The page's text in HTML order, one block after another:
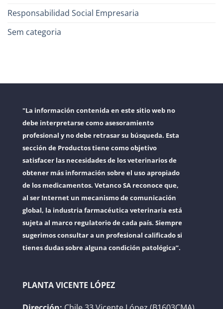
Responsabilidad Social Empresaria
Sem categoria
"La información contenida en este sitio web no
debe interpretarse como asesoramiento
profesional y no debe retrasar su búsqueda. Esta
sección de Productos tiene como objetivo
satisfacer las necesidades de los veterinarios de
obtener más información sobre el uso apropiado
de los medicamentos. Vetanco SA reconoce que,
al ser Internet un mecanismo de comunicación
global, la industria farmacéutica veterinaria está
sujeta al marco regulatorio de cada país. Siempre
sugerimos consultar a un profesional calificado si
tienes dudas sobre alguna condición patológica”.
PLANTA VICENTE LÓPEZ